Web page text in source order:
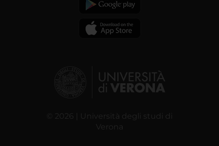
© 2026 | Università degli studi di
Verona